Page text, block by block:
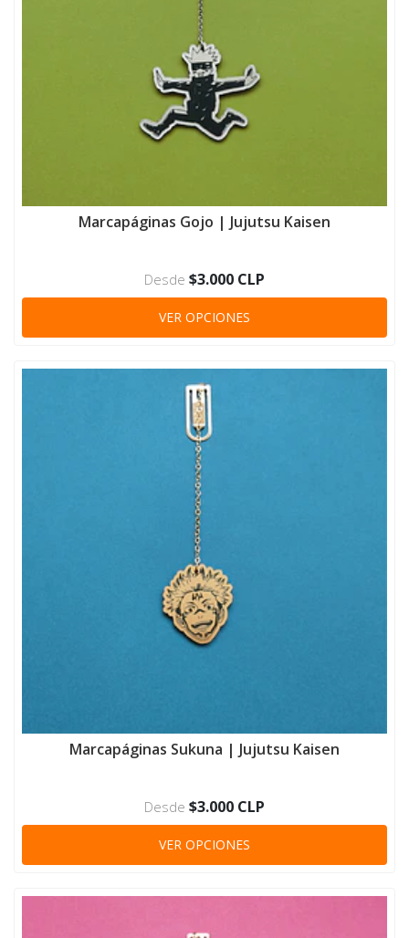
Marcapáginas Gojo | Jujutsu Kaisen
Desde $3.000 CLP
VER OPCIONES
Marcapáginas Sukuna | Jujutsu Kaisen
Desde $3.000 CLP
VER OPCIONES